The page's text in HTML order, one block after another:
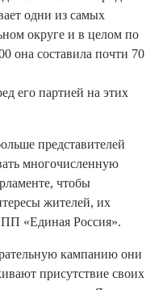
одни из самых
округе и в целом по
она составила почти 70
его партией на этих
представителей
многочисленную
чтобы
жителей, их
«Единая Россия».
кампанию они
присутствие своих